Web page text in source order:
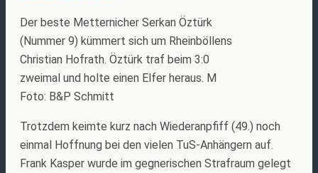
Der beste Metternicher Serkan Öztürk
(Nummer 9) kümmert sich um Rheinböllens
Christian Hofrath. Öztürk traf beim 3:0
zweimal und holte einen Elfer heraus. M
Foto: B&P Schmitt
Trotzdem keimte kurz nach Wiederanpfiff (49.) noch
einmal Hoffnung bei den vielen TuS-Anhängern auf.
Frank Kasper wurde im gegnerischen Strafraum gelegt